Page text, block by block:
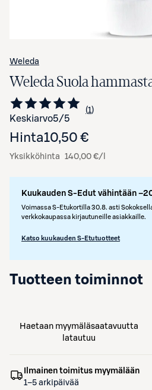
Weleda
Weleda Suola
Keskiarvo5/5 Siirry arvioihin
1
kappale
Hinta10,50 €
Yksikköhinta 140,00 €/l
Kuukauden S-Edut vähintään
Voimassa S-Etukortilla 30.8. asti
verkkokaupassa kirjautuneille asiakkaille.
Katso kuukauden S-Etutuotteet
Tuotteen toiminnot
Haetaan myymäläsaatavuutta
latautuu
Ilmainen toimitus myymälään
1–5 arkipäivää